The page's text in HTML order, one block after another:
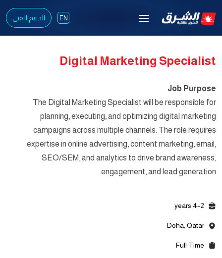
EN الدعم الفنى
Digital Marketing Specialist
Job Purpose
The Digital Marketing Specialist will be responsible for
planning, executing, and optimizing digital marketing
campaigns across multiple channels. The role requires
expertise in online advertising, content marketing, email,
SEO/SEM, and analytics to drive brand awareness,
engagement, and lead generation.
2–4 years
Doha, Qatar
Full Time